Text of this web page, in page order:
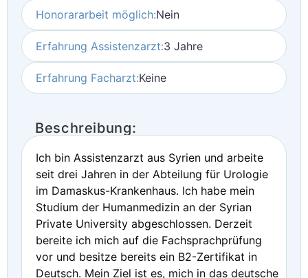
Honorararbeit möglich:Nein
Erfahrung Assistenzarzt:3 Jahre
Erfahrung Facharzt:Keine
Beschreibung:
Ich bin Assistenzarzt aus Syrien und arbeite
seit drei Jahren in der Abteilung für Urologie
im Damaskus-Krankenhaus. Ich habe mein
Studium der Humanmedizin an der Syrian
Private University abgeschlossen. Derzeit
bereite ich mich auf die Fachsprachprüfung
vor und besitze bereits ein B2-Zertifikat in
Deutsch. Mein Ziel ist es, mich in das deutsche